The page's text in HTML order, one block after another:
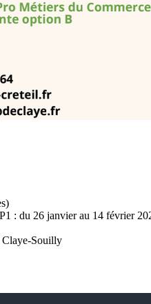
: du 26 janvier au 14 février
Claye-Souilly